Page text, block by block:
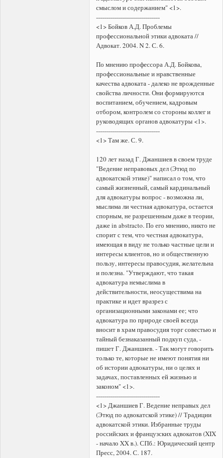
смыслом и содержанием" <1>.
--------------------------------
<1> Бойков А.Д. Проблемы
профессиональной этики адвоката //
Адвокат. 2004. N 2. С. 6.
По мнению профессора А.Д. Бойкова,
профессиональные и нравственные
качества адвоката - далеко не врожденные
свойства личности. Они формируются
воспитанием, обучением, кадровым
отбором, контролем со стороны коллег и
руководящих органов адвокатуры <1>.
--------------------------------
<1> Там же. С. 9.
120 лет назад Г. Джаншиев в своем труде
"Ведение неправовых дел (Этюд по
адвокатской этике)" написал о том, что
самый жизненный, самый кардинальный
для адвокатуры вопрос - возможна ли,
мыслима ли честная адвокатура, остается
спорным, не разрешенным даже в теории,
даже in abstracto. По его мнению, никто не
спорит с тем, что честная адвокатура,
имеющая в виду не только частные цели и
интересы клиентов, но и общественную
пользу, интересы правосудия, желательна
и полезна. "Утверждают, что такая
адвокатура немыслима в
действительности, неосуществима на
практике и идет вразрез с
организационными законами ее; что
адвокатура по природе своей всегда
вносит в храм правосудия торг совестью и
тайный безнаказанный подкуп суда, -
пишет Г. Джаншиев. - Так могут говорить
только те, которые не имеют понятия ни
об истории адвокатуры, ни о целях и
задачах, поставленных ей жизнью и
законом" <1>.
--------------------------------
<1> Джаншиев Г. Ведение неправых дел
(Этюд по адвокатской этике) // Традиции
адвокатской этики. Избранные труды
российских и французских адвокатов (XIX
- начало XX в.). СПб.: Юридический центр
Пресс, 2004. С. 187.